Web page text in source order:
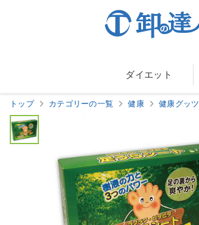
ダイエット
トップ カテゴリーの一覧 健康 健康グッツ